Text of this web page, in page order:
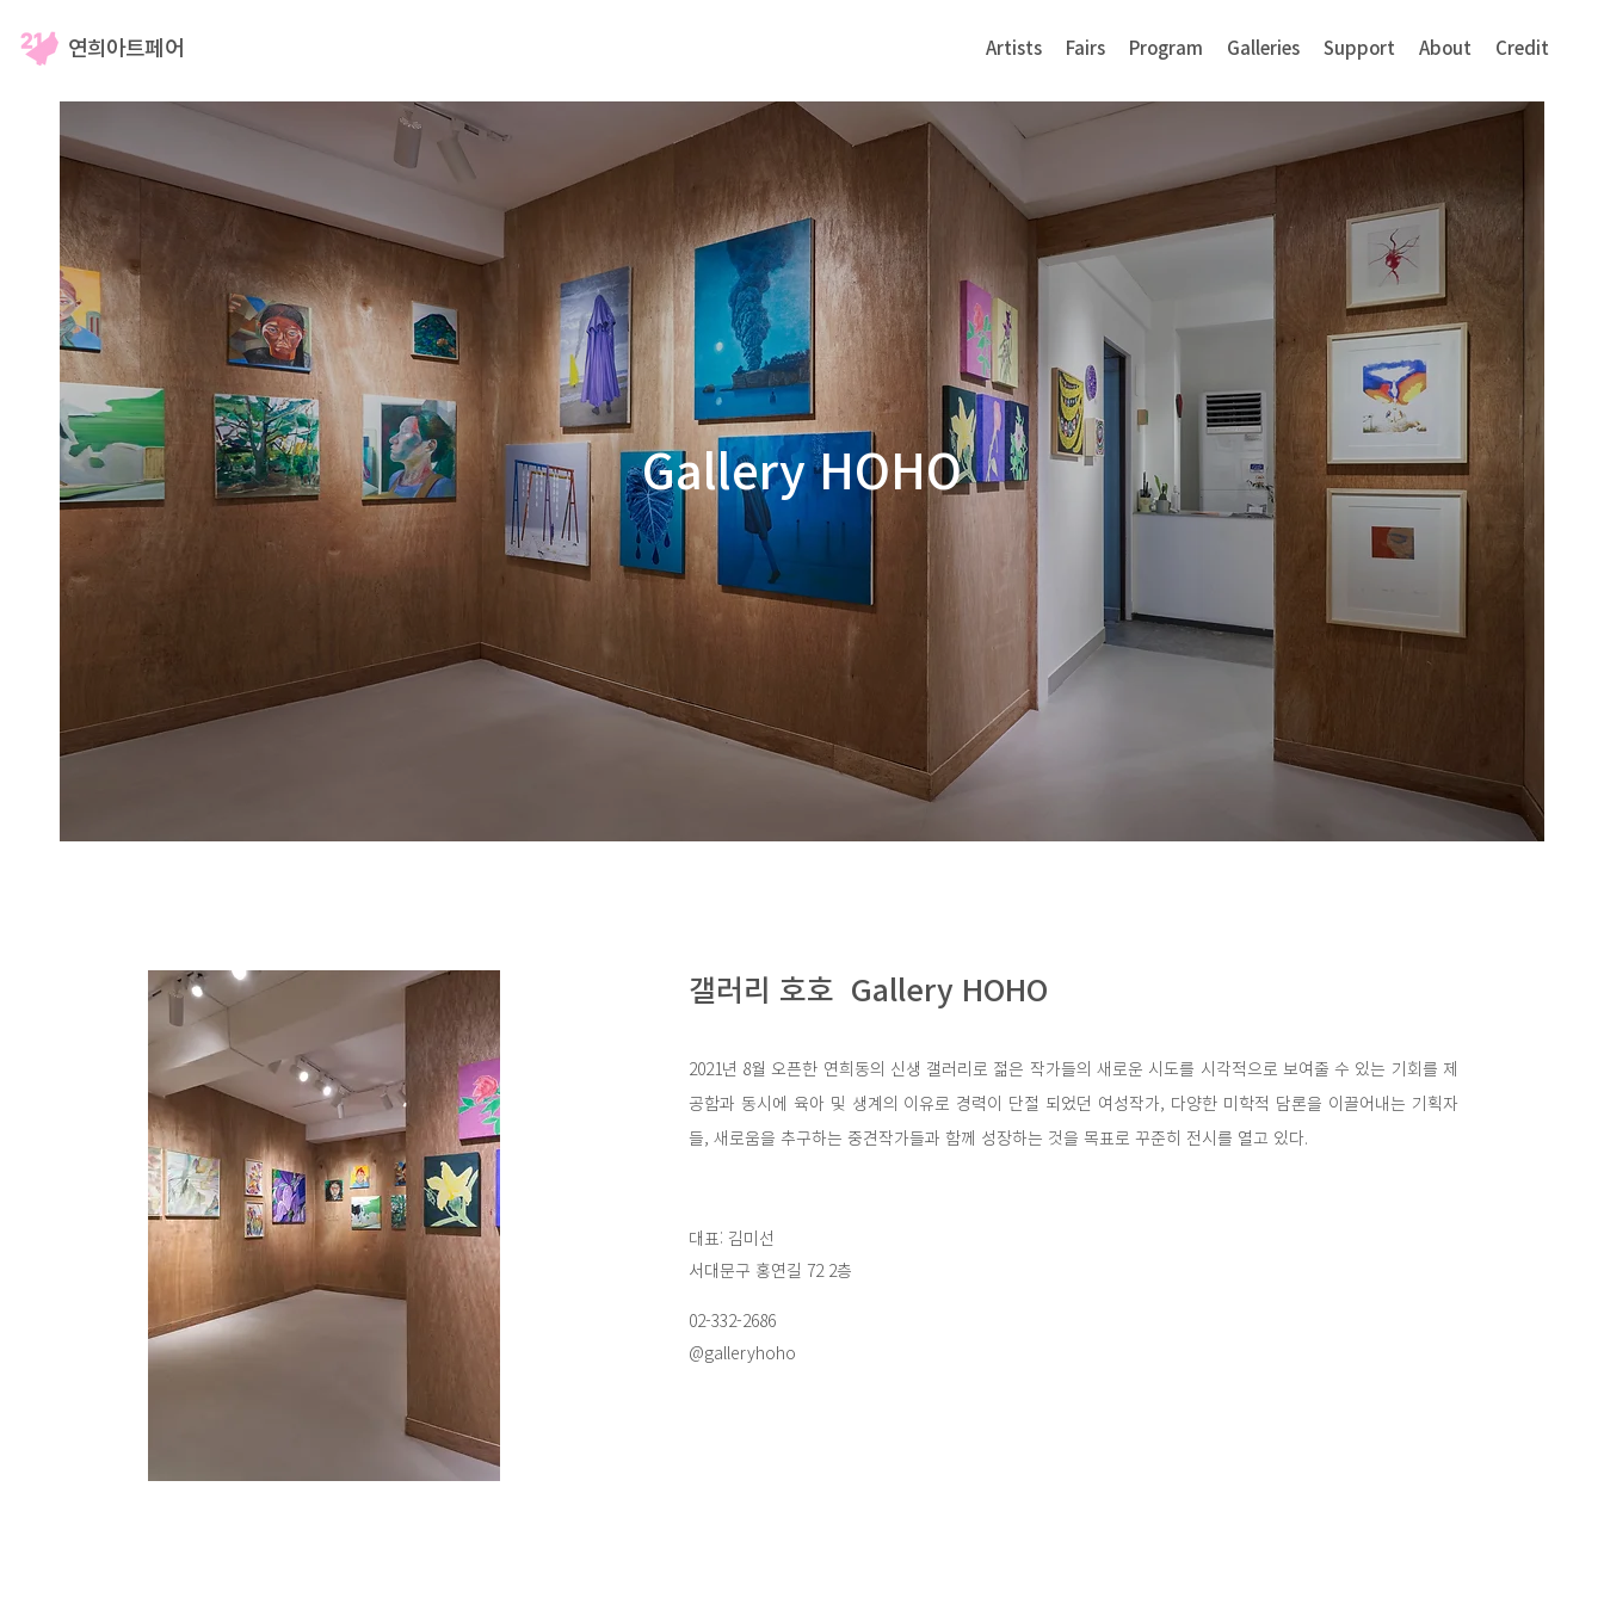
​연희아트페어 Artists Fairs Program Galleries Support About Credit
Gallery HOHO
갤러리 호호 Gallery HOHO
2021년 8월 오픈한 연희동의 신생 갤러리로 젊은 작가들의 새로운 시도를 시각적으로 보여줄 수 있는 기회를 제
공함과 동시에 육아 및 생계의 이유로 경력이 단절 되었던 여성작가, 다양한 미학적 담론을 이끌어내는 기획자
들, 새로움을 추구하는 중견작가들과 함께 성장하는 것을 목표로 꾸준히 전시를 열고 있다.
대표: 김미선
서대문구 홍연길 72 2층
02-332-2686
@galleryhoho